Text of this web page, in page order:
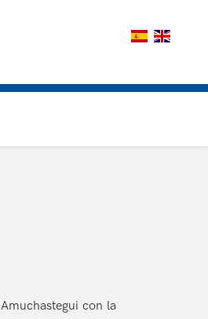
con la